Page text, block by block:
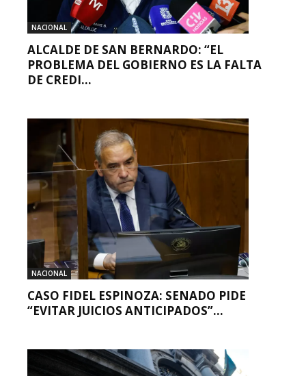
NACIONAL
ALCALDE DE SAN BERNARDO: “EL
PROBLEMA DEL GOBIERNO ES LA FALTA
DE CREDI...
NACIONAL
CASO FIDEL ESPINOZA: SENADO PIDE
“EVITAR JUICIOS ANTICIPADOS”...